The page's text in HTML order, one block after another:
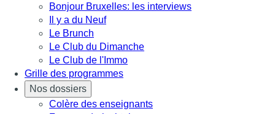
Bonjour Bruxelles: les interviews
Il y a du Neuf
Le Brunch
Le Club du Dimanche
Le Club de l'Immo
Grille des programmes
Nos dossiers
Colère des enseignants